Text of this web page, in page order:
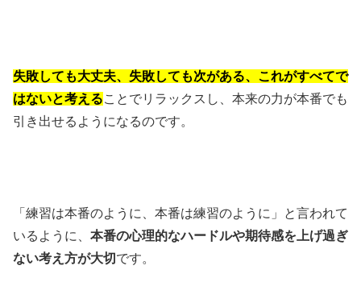
失敗しても大丈夫、失敗しても次がある、これがすべてで
はないと考えることでリラックスし、本来の力が本番でも
引き出せるようになるのです。
「練習は本番のように、本番は練習のように」と言われて
いるように、 本番の心理的なハードルや期待感を上げ過ぎ
ない考え方が大切 です。